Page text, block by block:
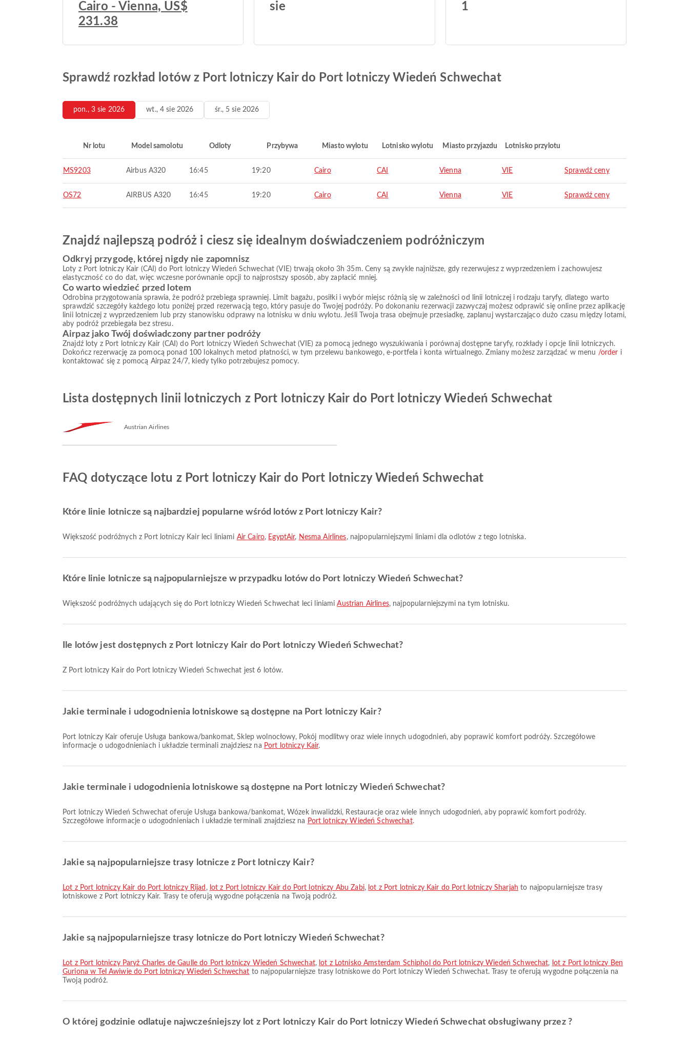
Cairo - Vienna, US$
231.38
sie 1
Sprawdź rozkład lotów z Port lotniczy Kair do Port lotniczy Wiedeń Schwechat
pon., 3 sie 2026 wt., 4 sie 2026 śr., 5 sie 2026
Nr lotu Model samolotu Odloty Przybywa Miasto wylotu Lotnisko wylotu Miasto przyjazdu Lotnisko przylotu
MS9203 Airbus A320 16:45 19:20 Cairo CAI Vienna VIE Sprawdź ceny
OS72 AIRBUS A320 16:45 19:20 Cairo CAI Vienna VIE Sprawdź ceny
Znajdź najlepszą podróż i ciesz się idealnym doświadczeniem podróżniczym
Odkryj przygodę, której nigdy nie zapomnisz
Loty z Port lotniczy Kair (CAI) do Port lotniczy Wiedeń Schwechat (VIE) trwają około 3h 35m. Ceny są zwykle najniższe, gdy rezerwujesz z wyprzedzeniem i zachowujesz
elastyczność co do dat, więc wczesne porównanie opcji to najprostszy sposób, aby zapłacić mniej.
Co warto wiedzieć przed lotem
Odrobina przygotowania sprawia, że podróż przebiega sprawniej. Limit bagażu, posiłki i wybór miejsc różnią się w zależności od linii lotniczej i rodzaju taryfy, dlatego warto
sprawdzić szczegóły każdego lotu poniżej przed rezerwacją tego, który pasuje do Twojej podróży. Po dokonaniu rezerwacji zazwyczaj możesz odprawić się online przez aplikację
linii lotniczej z wyprzedzeniem lub przy stanowisku odprawy na lotnisku w dniu wylotu. Jeśli Twoja trasa obejmuje przesiadkę, zaplanuj wystarczająco dużo czasu między lotami,
aby podróż przebiegała bez stresu.
Airpaz jako Twój doświadczony partner podróży
Znajdź loty z Port lotniczy Kair (CAI) do Port lotniczy Wiedeń Schwechat (VIE) za pomocą jednego wyszukiwania i porównaj dostępne taryfy, rozkłady i opcje linii lotniczych.
Dokończ rezerwację za pomocą ponad 100 lokalnych metod płatności, w tym przelewu bankowego, e-portfela i konta wirtualnego. Zmiany możesz zarządzać w menu /order i
kontaktować się z pomocą Airpaz 24/7, kiedy tylko potrzebujesz pomocy.
Lista dostępnych linii lotniczych z Port lotniczy Kair do Port lotniczy Wiedeń Schwechat
Austrian Airlines
FAQ dotyczące lotu z Port lotniczy Kair do Port lotniczy Wiedeń Schwechat
Które linie lotnicze są najbardziej popularne wśród lotów z Port lotniczy Kair?
Większość podróżnych z Port lotniczy Kair leci liniami Air Cairo, EgyptAir, Nesma Airlines, najpopularniejszymi liniami dla odlotów z tego lotniska.
Które linie lotnicze są najpopularniejsze w przypadku lotów do Port lotniczy Wiedeń Schwechat?
Większość podróżnych udających się do Port lotniczy Wiedeń Schwechat leci liniamiAustrian Airlines, najpopularniejszymi na tym lotnisku.
Ile lotów jest dostępnych z Port lotniczy Kair do Port lotniczy Wiedeń Schwechat?
Z Port lotniczy Kair do Port lotniczy Wiedeń Schwechat jest 6 lotów.
Jakie terminale i udogodnienia lotniskowe są dostępne na Port lotniczy Kair?
Port lotniczy Kair oferuje Usługa bankowa/bankomat, Sklep wolnocłowy, Pokój modlitwy oraz wiele innych udogodnień, aby poprawić komfort podróży. Szczegółowe
informacje o udogodnieniach i układzie terminali znajdziesz na Port lotniczy Kair.
Jakie terminale i udogodnienia lotniskowe są dostępne na Port lotniczy Wiedeń Schwechat?
Port lotniczy Wiedeń Schwechat oferuje Usługa bankowa/bankomat, Wózek inwalidzki, Restauracje oraz wiele innych udogodnień, aby poprawić komfort podróży.
Szczegółowe informacje o udogodnieniach i układzie terminali znajdziesz na Port lotniczy Wiedeń Schwechat.
Jakie są najpopularniejsze trasy lotnicze z Port lotniczy Kair?
lot z Port lotniczy Kair do Port lotniczy Rijad , lot z Port lotniczy Kair do Port lotniczy Abu Zabi, lot z Port lotniczy Kair do Port lotniczy Sharjah to najpopularniejsze trasy
lotniskowe z Port lotniczy Kair. Trasy te oferują wygodne połączenia na Twoją podróż.
Jakie są najpopularniejsze trasy lotnicze do Port lotniczy Wiedeń Schwechat?
lot z Port lotniczy Paryż Charles de Gaulle do Port lotniczy Wiedeń Schwechat, lot z Lotnisko Amsterdam Schiphol do Port lotniczy Wiedeń Schwechat, lot z Port lotniczy Ben
Guriona w Tel Awiwie do Port lotniczy Wiedeń Schwechat to najpopularniejsze trasy lotniskowe do Port lotniczy Wiedeń Schwechat. Trasy te oferują wygodne połączenia na
Twoją podróż.
O której godzinie odlatuje najwcześniejszy lot z Port lotniczy Kair do Port lotniczy Wiedeń Schwechat obsługiwany przez ?